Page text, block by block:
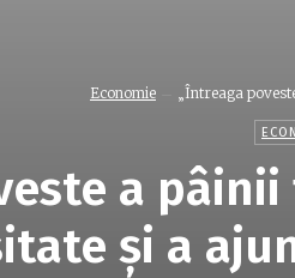
Economie „Întreaga
a
şi a